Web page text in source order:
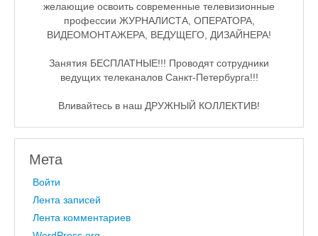
желающие освоить современные телевизионные
профессии ЖУРНАЛИСТА, ОПЕРАТОРА,
ВИДЕОМОНТАЖЕРА, ВЕДУЩЕГО, ДИЗАЙНЕРА!
Занятия БЕСПЛАТНЫЕ!!! Проводят сотрудники
ведущих телеканалов Санкт-Петербурга!!!
Вливайтесь в наш ДРУЖНЫЙ КОЛЛЕКТИВ!
Мета
Войти
Лента записей
Лента комментариев